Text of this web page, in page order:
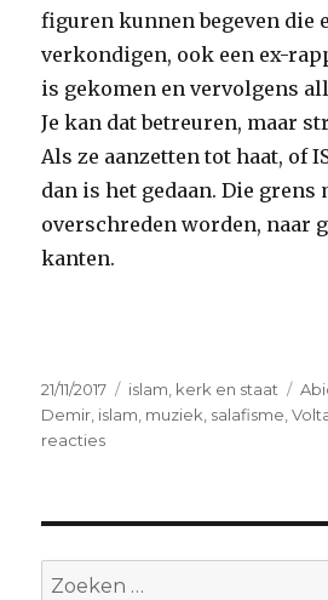
figuren kunnen begeven die
verkondigen, ook een ex-
is gekomen en vervolgens
Je kan dat betreuren, maar
Als ze aanzetten tot haat, of
dan is het gedaan. Die grens
overschreden worden, naar
kanten.
Geplaatst
op
21/11/2017 Categorieën
islam kerk en staat
Demir islam muziek salafisme ,
reactiesop
Antwerpen
Zoeken